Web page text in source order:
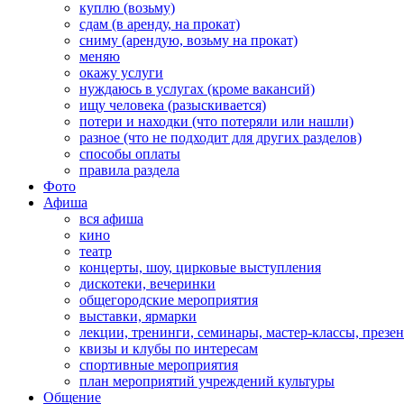
куплю (возьму)
сдам (в аренду, на прокат)
сниму (арендую, возьму на прокат)
меняю
окажу услуги
нуждаюсь в услугах (кроме вакансий)
ищу человека (разыскивается)
потери и находки (что потеряли или нашли)
разное (что не подходит для других разделов)
способы оплаты
правила раздела
Фото
Афиша
вся афиша
кино
театр
концерты, шоу, цирковые выступления
дискотеки, вечеринки
общегородские мероприятия
выставки, ярмарки
лекции, тренинги, семинары, мастер-классы,
квизы и клубы по интересам
спортивные мероприятия
план мероприятий учреждений культуры
Общение